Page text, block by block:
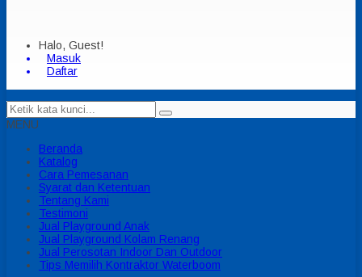
Halo, Guest!
Masuk
Daftar
MENU
Beranda
Katalog
Cara Pemesanan
Syarat dan Ketentuan
Tentang Kami
Testimoni
Jual Playground Anak
Jual Playground Kolam Renang
Jual Perosotan Indoor Dan Outdoor
Tips Memilih Kontraktor Waterboom